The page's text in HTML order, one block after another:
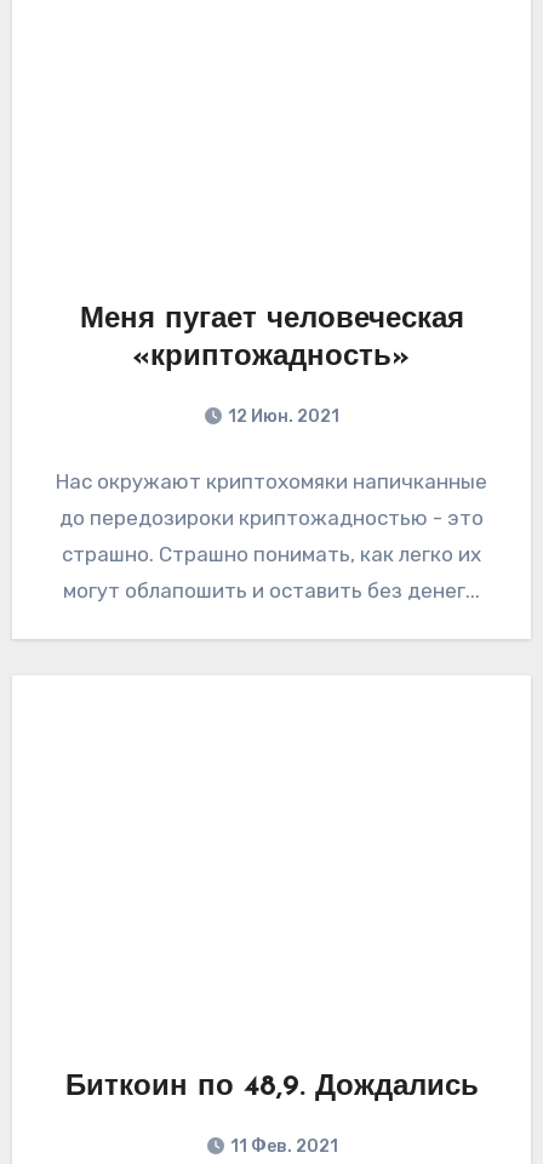
Меня пугает человеческая
«криптожадность»
12 Июн. 2021
Нас окружают криптохомяки напичканные
до передозироки криптожадностью - это
страшно. Страшно понимать, как легко их
могут облапошить и оставить без денег...
Биткоин по 48,9. Дождались
11 Фев. 2021